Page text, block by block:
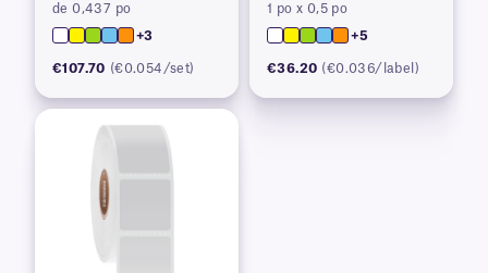
de 0,437 po
+3
€107.70 (€0.054/set)
1 po x 0,5 po
+5
€36.20 (€0.036/label)